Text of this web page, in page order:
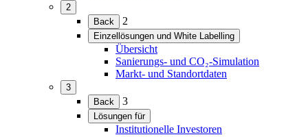
2
(Menü
erweitern)
Back 2
Einzellösungen und White Labelling
(Menü
erweitern)
Übersicht
Sanierungs- und CO₂-Simulation
Markt- und Standortdaten
3
(Menü
erweitern)
Back 3
Lösungen für
(Menü
Institutionelle Investoren